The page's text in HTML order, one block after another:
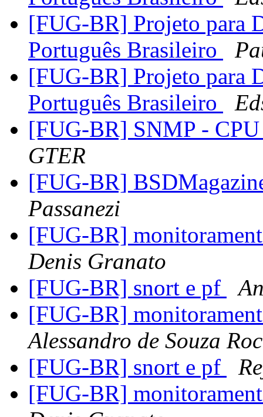
[FUG-BR] Projeto para
Português Brasileiro
[FUG-BR] Projeto para
Português Brasileiro
[FUG-BR] SNMP -
GTER
[FUG-BR]
Passanezi
[FUG-BR]
Denis Granato
[FUG-BR] snort e pf
[FUG-BR]
Alessandro de Souza
[FUG-BR] snort e pf
[FUG-BR]